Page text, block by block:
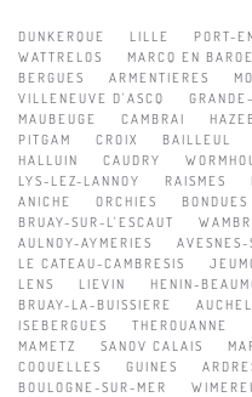
DUNKERQUE LILLE PORT-
WATTRELOS
MARCQ EN
BERGUES
ARMENTIERES
VILLENEUVE D'ASCQ
MAUBEUGE
CAMBRAI
PITGAM
CROIX BAILLEUL
HALLUIN
CAUDRY
LYS-LEZ-LANNOY
RAISMES
ANICHE
ORCHIES BONDUES
BRUAY-SUR-L'ESCAUT
AULNOY-AYMERIES
LE CATEAU-CAMBRESIS
LENS
LIEVIN HENIN-
BRUAY-LA-BUISSIERE
AUCHEL
ISEBERGUES
THEROUANNE
MAMETZ
SANOV CALAIS
COQUELLES
GUINES
BOULOGNE-SUR-MER